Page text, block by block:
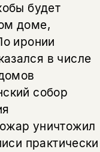
будет
доме,
иронии
в числе
собор
уничтожил
практически